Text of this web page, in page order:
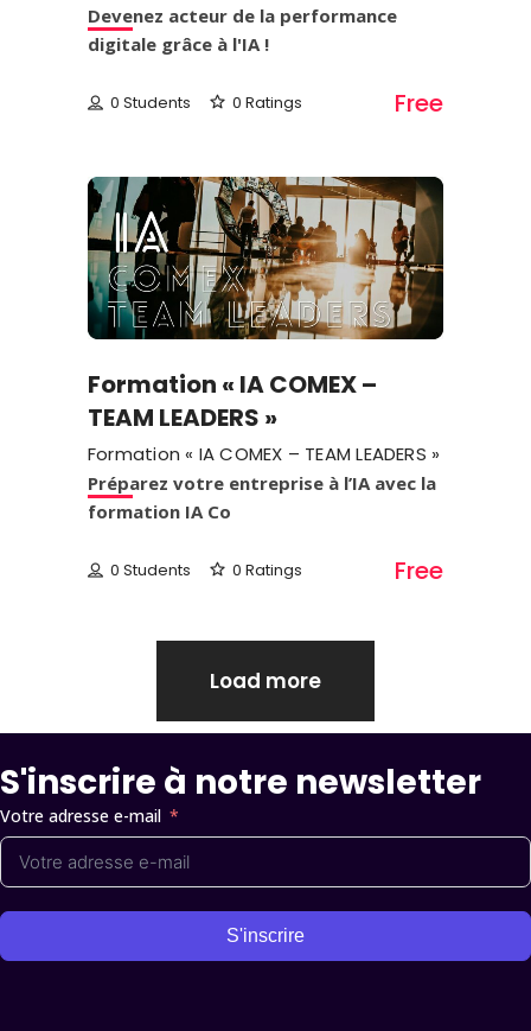
Devenez acteur de la performance
digitale grâce à l'IA !
0 Students 0 Ratings Free
Formation « IA COMEX –
TEAM LEADERS »
Formation « IA COMEX – TEAM LEADERS »
Préparez votre entreprise à l’IA avec la
formation IA Co
0 Students 0 Ratings Free
Load more
S'inscrire à notre newsletter
Votre adresse e-mail
S'inscrire